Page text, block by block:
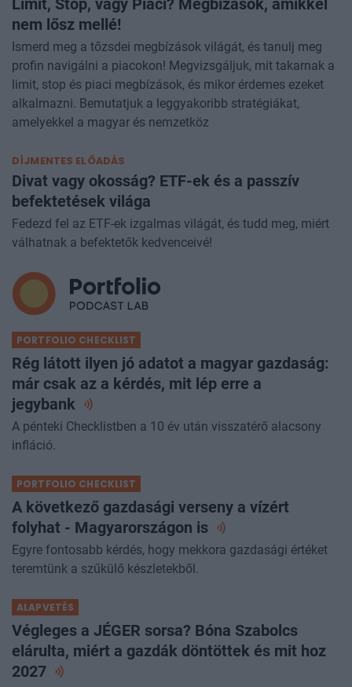
Limit, Stop, vagy Piaci? Megbízások, amikkel
nem lősz mellé!
Ismerd meg a tőzsdei megbízások világát, és tanulj meg
profin navigálni a piacokon! Megvizsgáljuk, mit takarnak a
limit, stop és piaci megbízások, és mikor érdemes ezeket
alkalmazni. Bemutatjuk a leggyakoribb stratégiákat,
amelyekkel a magyar és nemzetköz
DÍJMENTES ELŐADÁS
Divat vagy okosság? ETF-ek és a passzív
befektetések világa
Fedezd fel az ETF-ek izgalmas világát, és tudd meg, miért
válhatnak a befektetők kedvenceivé!
PORTFOLIO CHECKLIST
Rég látott ilyen jó adatot a magyar gazdaság:
már csak az a kérdés, mit lép erre a
jegybank
A pénteki Checklistben a 10 év után visszatérő alacsony
infláció.
PORTFOLIO CHECKLIST
A következő gazdasági verseny a vízért
folyhat - Magyarországon is
Egyre fontosabb kérdés, hogy mekkora gazdasági értéket
teremtünk a szűkülő készletekből.
ALAPVETÉS
Végleges a JÉGER sorsa? Bóna Szabolcs
elárulta, miért a gazdák döntöttek és mit hoz
2027